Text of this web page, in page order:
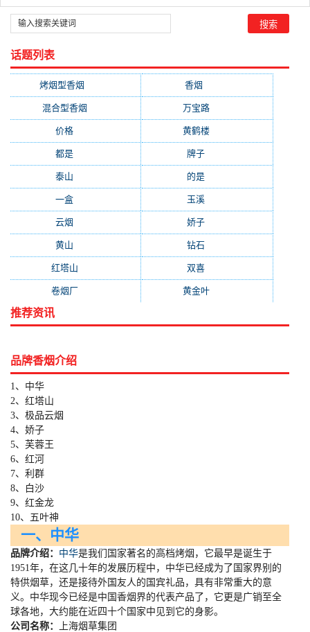
话题列表
烤烟型香烟 香烟
混合型香烟 万宝路(331)
价格 黄鹤楼(315)
都是 牌子
泰山 的是
一盒 玉溪
云烟 娇子
黄山 钻石
红塔山 双喜
卷烟厂(154) 黄金叶(151)
推荐资讯
品牌香烟介绍
1、中华
2、红塔山
3、极品云烟
4、娇子
5、芙蓉王
6、红河
7、利群
8、白沙
9、红金龙
10、五叶神
一、中华
品牌介绍： 中华是我们国家著名的高档烤烟，它最早是诞生于
1951年，在这几十年的发展历程中，中华已经成为了国家界别的
特供烟草，还是接待外国友人的国宾礼品，具有非常重大的意
义。中华现今已经是中国香烟界的代表产品了，它更是广销至全
球各地，大约能在近四十个国家中见到它的身影。
公司名称：
上海烟草集团